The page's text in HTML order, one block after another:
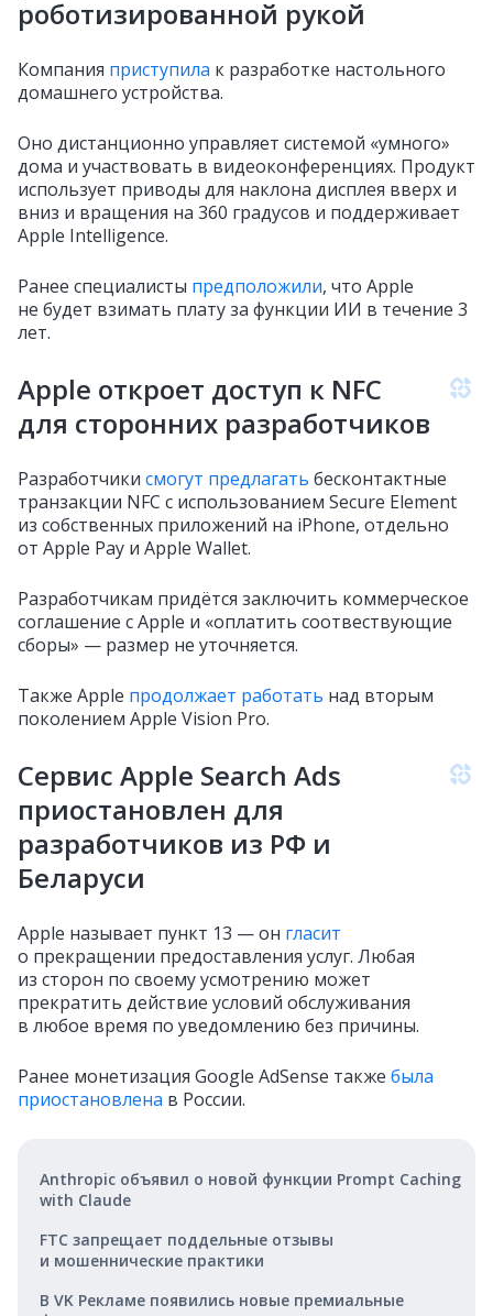
роботизированной рукой
Компания приступила к разработке настольного
домашнего устройства.
Оно дистанционно управляет системой «умного»
дома и участвовать в видеоконференциях. Продукт
использует приводы для наклона дисплея вверх и
вниз и вращения на 360 градусов и поддерживает
Apple Intelligence.
Ранее специалисты предположили, что Apple
не будет взимать плату за функции ИИ в течение 3
лет.
Apple откроет доступ к NFC
для сторонних разработчиков
Разработчики смогут предлагать бесконтактные
транзакции NFC с использованием Secure Element
из собственных приложений на iPhone, отдельно
от Apple Pay и Apple Wallet.
Разработчикам придётся заключить коммерческое
соглашение с Apple и «оплатить соотвествующие
сборы» — размер не уточняется.
Также Apple продолжает работать над вторым
поколением Apple Vision Pro.
Сервис Apple Search Ads
приостановлен для
разработчиков из РФ и
Беларуси
Apple называет пункт 13 — он гласит
о прекращении предоставления услуг. Любая
из сторон по своему усмотрению может
прекратить действие условий обслуживания
в любое время по уведомлению без причины.
Ранее монетизация Google AdSense также была
приостановлена в России.
Anthropic объявил о новой функции Prompt Caching
with Claude
FTC запрещает поддельные отзывы
и мошеннические практики
В VK Рекламе появились новые премиальные